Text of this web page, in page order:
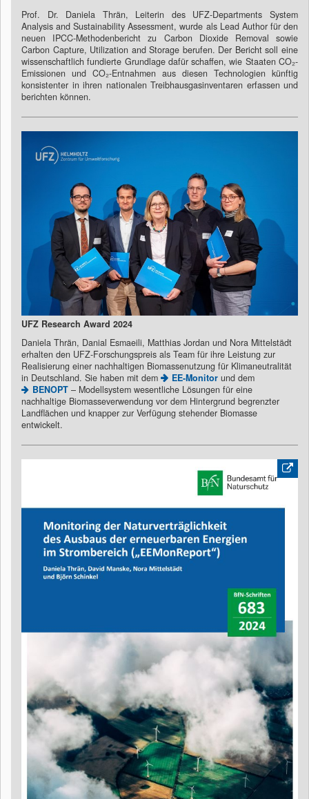
Prof. Dr. Daniela Thrän, Leiterin des UFZ-Departments System
Analysis and Sustainability Assessment, wurde als Lead Author für den
neuen IPCC-Methodenbericht zu Carbon Dioxide Removal sowie
Carbon Capture, Utilization and Storage berufen. Der Bericht soll eine
wissenschaftlich fundierte Grundlage dafür schaffen, wie Staaten CO₂-
Emissionen und CO₂-Entnahmen aus diesen Technologien künftig
konsistenter in ihren nationalen Treibhausgasinventaren erfassen und
berichten können.
UFZ Research Award 2024
Daniela Thrän, Danial Esmaeili, Matthias Jordan und Nora Mittelstädt
erhalten den UFZ-Forschungspreis als Team für ihre Leistung zur
Realisierung einer nachhaltigen Biomassenutzung für Klimaneutralität
in Deutschland. Sie haben mit dem
EE-Monitor und dem
BENOPT – Modellsystem wesentliche Lösungen für eine
nachhaltige Biomasseverwendung vor dem Hintergrund begrenzter
Landflächen und knapper zur Verfügung stehender Biomasse
entwickelt.